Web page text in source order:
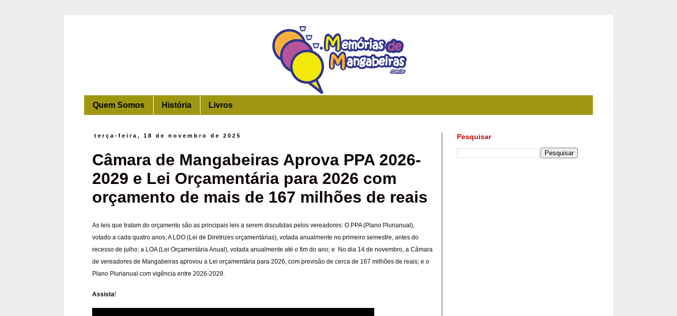
Quem Somos História Livros
terça-feira, 18 de novembro de 2025
Câmara de Mangabeiras Aprova PPA 2026-
2029 e Lei Orçamentária para 2026 com
orçamento de mais de 167 milhões de reais
As leis que tratam do orçamento são as principais leis a serem discutidas pelos vereadores: O PPA (Plano Plurianual),
votado a cada quatro anos; A LDO (Lei de Diretrizes orçamentárias), votada anualmente no primeiro semestre, antes do
recesso de julho; a LOA (Lei Orçamentária Anual), votada anualmente até o fim do ano; e No dia 14 de novembro, a Câmara
de vereadores de Mangabeiras aprovou a Lei orçamentária para 2026, com previsão de cerca de 167 milhões de reais; e o
Plano Plurianual com vigência entre 2026-2029.
Assista!
Pesquisar